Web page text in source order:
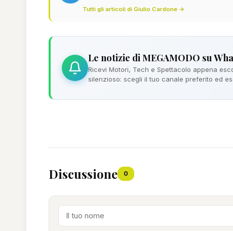
Tutti gli articoli di Giulio Cardone →
Le notizie di MEGAMODO su
Ricevi Motori, Tech e Spettacolo appena
silenzioso: scegli il tuo canale preferito ed
Discussione 0